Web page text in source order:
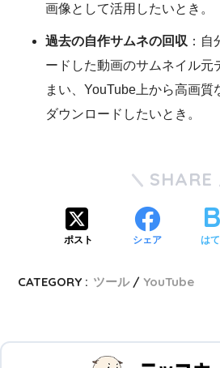
画像として活用したいとき。
過去の自作サムネの回収 ：
ードした動画のサムネイル元
まい、YouTube上から高画質
ダウンロードしたいとき。
SHARE
ポスト シェア は
CATEGORY : ツール YouTube